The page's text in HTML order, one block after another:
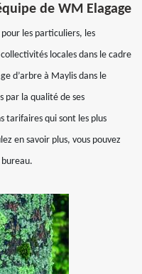
de WM Elagage
les particuliers, les
locales dans le cadre
d’arbre à Maylis dans le
par la qualité de ses
tarifaires qui sont les plus
en savoir plus, vous pouvez